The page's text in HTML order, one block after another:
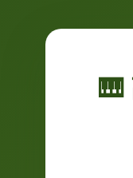
🎹